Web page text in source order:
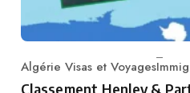
Category
Algérie Visas et Voyages
Classement Henley &